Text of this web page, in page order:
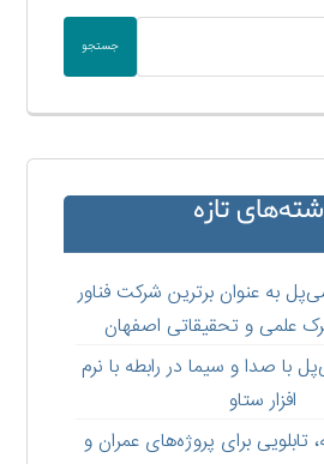
جستجو
تازه
به عنوان برترین شرکت فناور
علمی و تحقیقاتی اصفهان
با صدا و سیما در رابطه با نرم
افزار ستاو
تابلویی برای پروژه‌های عمران و